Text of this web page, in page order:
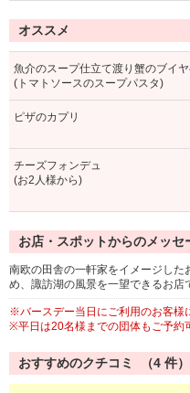
オススメ
魚介のスープ仕立て渡り蟹のブイ
(トマトソースのスープパスタ)
ピザのカプリ
チーズフォンデュ
(お2人様から)
お店・スポットからのメッセ
南欧の田舎の一軒家をイメージし
め、諏訪湖の風景を一望できるお
※バースデー当日にご利用のお客様
※平日は20名様までの団体もご予約
おすすめのクチコミ （4 件）